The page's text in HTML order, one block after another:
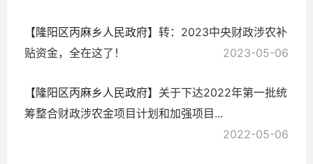
【隆阳区丙麻乡人民政府】 转：2023中央财政涉农补
贴资金，全在这了！
2023-05-06
【隆阳区丙麻乡人民政府】 关于下达2022年第一批统
筹整合财政涉农金项目计划和加强项目...
2022-05-06